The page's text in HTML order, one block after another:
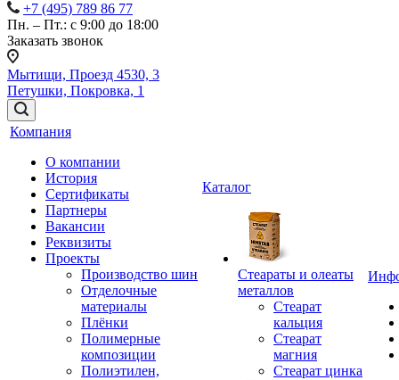
+7 (495) 789 86 77
Пн. – Пт.: с 9:00 до 18:00
Заказать звонок
Мытищи, Проезд 4530, 3
Петушки, Покровка, 1
Компания
О компании
История
Сертификаты
Партнеры
Вакансии
Реквизиты
Проекты
Производство шин
Отделочные
материалы
Плёнки
Полимерные
композиции
Полиэтилен,
Каталог
Стеараты и олеаты
металлов
Стеарат
кальция
Стеарат
магния
Стеарат цинка